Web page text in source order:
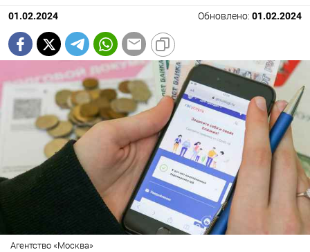
01.02.2024 Обновлено: 01.02.2024
Агентство «Москва»